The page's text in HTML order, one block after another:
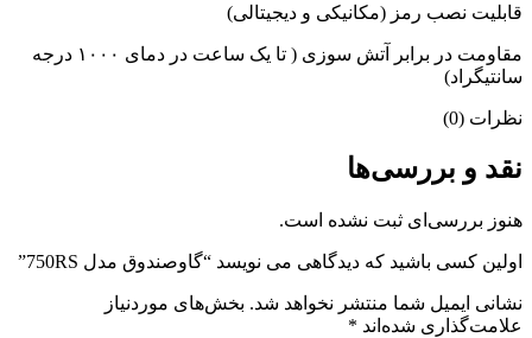
قابلیت نصب رمز (مکانیکی و دیجیتالی)
مقاومت در برابر آتش سوزی ( تا یک ساعت در دمای ۱۰۰۰ درجه
سانتیگراد)
نظرات (0)
نقد و بررسی‌ها
هنوز بررسی‌ای ثبت نشده است.
اولین کسی باشید که دیدگاهی می نویسد “گاوصندوق مدل 750RS”
نشانی ایمیل شما منتشر نخواهد شد. بخش‌های موردنیاز
علامت‌گذاری شده‌اند *